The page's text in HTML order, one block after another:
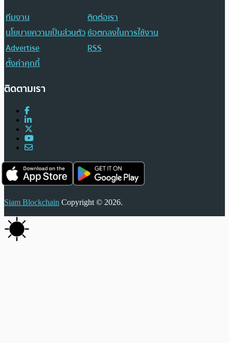
ทีมงาน
ติดต่อเรา
นโยบายความเป็นส่วนตัวข้อตกลงในการใช้งาน
Advertise
RSS
ตั้งค่าคุกกี้
ติดตามเรา
Siam Blockchain Copyright © 2026.